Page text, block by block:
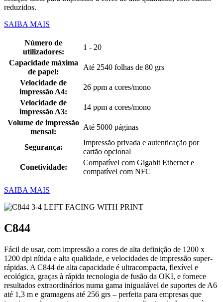
reduzidos.
SAIBA MAIS
Número de
utilizadores:
1 - 20
Capacidade máxima
de papel:
Até 2540 folhas de 80 grs
Velocidade de
impressão A4:
26 ppm a cores/mono
Velocidade de
impressão A3:
14 ppm a cores/mono
Volume de impressão
mensal:
Até 5000 páginas
Segurança:
Impressão privada e autenticação por
cartão opcional
Conetividade:
Compatível com Gigabit Ethernet e
compatível com NFC
SAIBA MAIS
C844
Fácil de usar, com impressão a cores de alta definição de 1200 x
1200 dpi nítida e alta qualidade, e velocidades de impressão super-
rápidas. A C844 de alta capacidade é ultracompacta, flexível e
ecológica, graças à rápida tecnologia de fusão da OKI, e fornece
resultados extraordinários numa gama inigualável de suportes de A6
até 1,3 m e gramagens até 256 grs – perfeita para empresas que